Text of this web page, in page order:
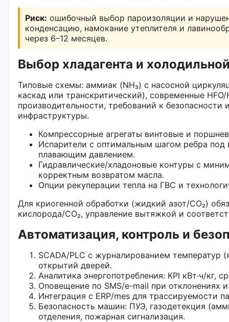
Риск: ошибочный выбор пароизоляции и
конденсацию, намокание утеплителя и
через 6–12 месяцев.
Выбор хладагента и
Типовые схемы: аммиак (NH₃) с насосной
каскад или транскритический), современные
производительности, требований к безопасности
инфраструктуры.
Компрессорные агрегаты винтовые и
Испарители с оптимальным шагом ребра под
плавающим давлением.
Гидравлические/хладоновые контуры с
корректным возвратом масла.
Опции рекуперации тепла на ГВС и
Для криогенной обработки (жидкий азот/CO₂)
кислорода/CO₂, управление вытяжкой и
Автоматизация, контроль и
SCADA/PLC с журналированием температур
открытий дверей.
Аналитика энергопотребления: KPI кВт·ч/кг,
Оповещение по SMS/e-mail при отклонениях и
Интеграция с ERP/mes для трассируемости
Безопасность машин: ПУЭ, газодетекция
отделения, пожарная сигнализация.